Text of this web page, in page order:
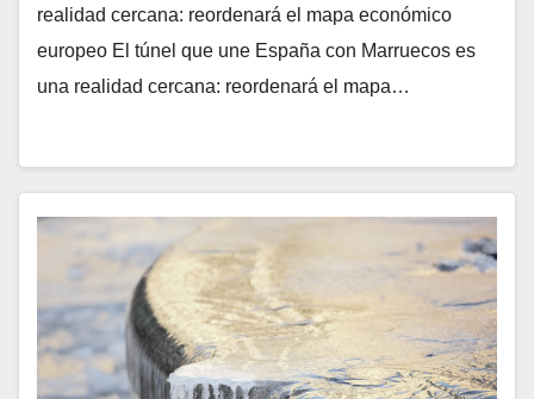
realidad cercana: reordenará el mapa económico
europeo El túnel que une España con Marruecos es
una realidad cercana: reordenará el mapa…